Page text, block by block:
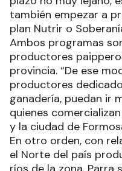
también empezar a
plan Nutrir o
Ambos programas
productores
provincia. “De ese
productores
ganadería, puedan ir
quienes
y la ciudad de
En otro orden, con
el Norte del país